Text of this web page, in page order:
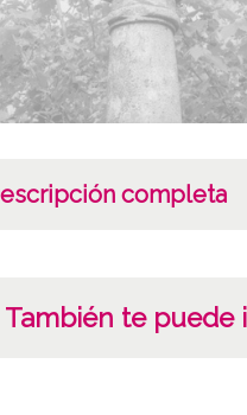
completa
También te puede